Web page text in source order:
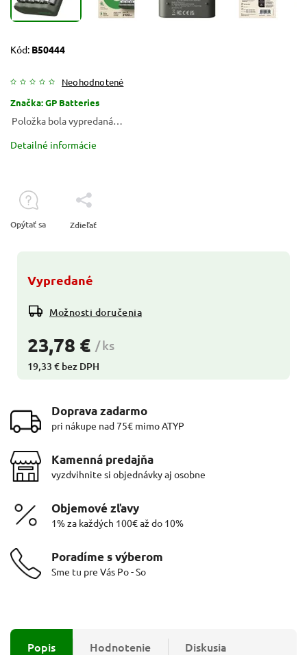
Kód: B50444
Neohodnotené
Značka:GP Batteries
23,78 € / ks
19,33 € bez DPH
Vypredané
Možnosti doručenia
Položka bola vypredaná…
Detailné informácie
Opýtať sa Zdieľať
Doprava zadarmo
pri nákupe nad 75€ mimo ATYP
Kamenná predajňa
vyzdvihnite si objednávky aj osobne
Objemové zľavy
1% za každých 100€ až do 10%
Poradíme s výberom
Sme tu pre Vás Po - So
Popis Hodnotenie Diskusia